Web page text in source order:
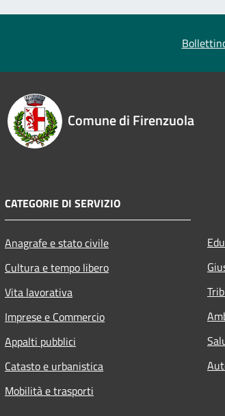
Comune di Firenzuola
CATEGORIE DI SERVIZIO
Anagrafe e stato civile
Cultura e tempo libero
Vita lavorativa
Imprese e Commercio
Appalti pubblici
Catasto e urbanistica
Mobilità e trasporti